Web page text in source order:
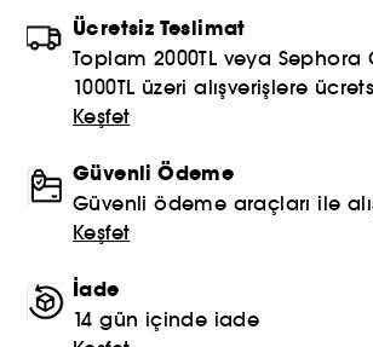
Ücretsiz Teslimat
Toplam 2000TL veya
1000TL üzeri alışverişlere
Keşfet
Güvenli Ödeme
Güvenli ödeme araçları ile
Keşfet
İade
14 gün içinde iade